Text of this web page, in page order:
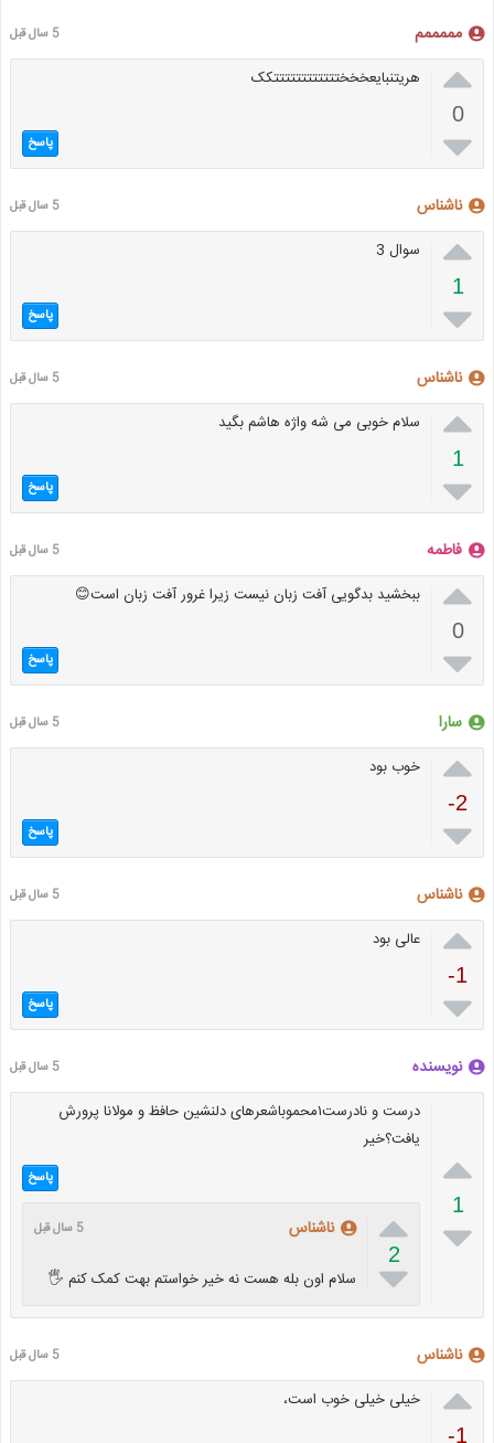
مممممم 5 سال قبل

0

هریتنبایعخخختتتتتتتتتتتتکک
پاسخ
ناشناس 5 سال قبل

1

سوال 3
پاسخ
ناشناس 5 سال قبل

1

سلام خوبی می شه واژه هاشم بگید
پاسخ
فاطمه 5 سال قبل

0

ببخشید بدگویی آفت زبان نیست زیرا غرور آفت زبان است😊
پاسخ
سارا 5 سال قبل

-2

خوب بود
پاسخ
ناشناس 5 سال قبل

-1

عالی بود
پاسخ
نویسنده 5 سال قبل

1

درست و نادرست۱محموباشعرهای دلنشین حافظ و مولانا پرورش
یافت؟خیر
پاسخ

2

ناشناس 5 سال قبل
سلام اون بله هست نه خیر خواستم بهت کمک کنم 🖐
ناشناس 5 سال قبل

-1
خیلی خیلی خوب است،